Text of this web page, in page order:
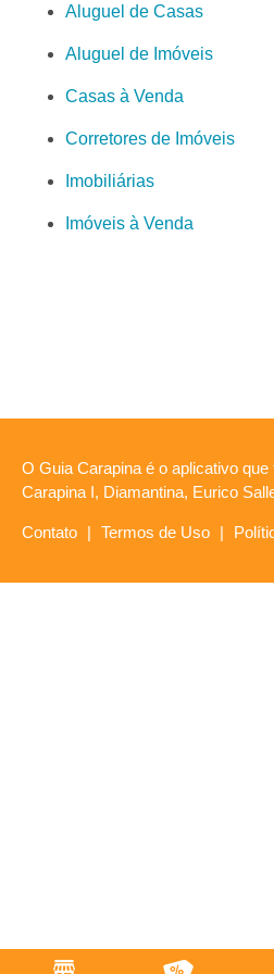
Aluguel de Casas
Aluguel de Imóveis
Casas à Venda
Corretores de Imóveis
Imobiliárias
Imóveis à Venda
O Guia Carapina é o aplicativo
Carapina I, Diamantina, Eurico
Contato | Termos de Uso |